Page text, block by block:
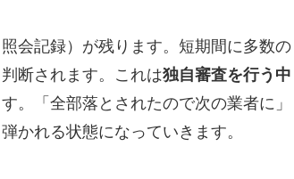
会記録）が残ります。短期間に多数の
断されます。これは独自審査を行う中
。「全部落とされたので次の業者に」
かれる状態になっていきます。